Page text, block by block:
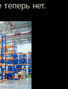
нет.